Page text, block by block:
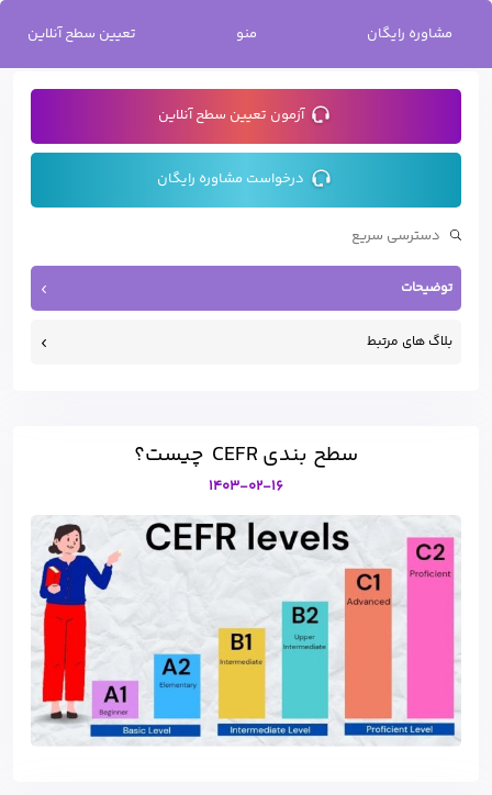
مشاوره رایگان منو تعیین سطح آنلاین / سطح بندی CEFR چیست؟
سطح بندی CEFR چیست؟
1403-02-16
آزمون تعیین سطح آنلاین
درخواست مشاوره رایگان
توضیحات
بلاگ های مرتبط